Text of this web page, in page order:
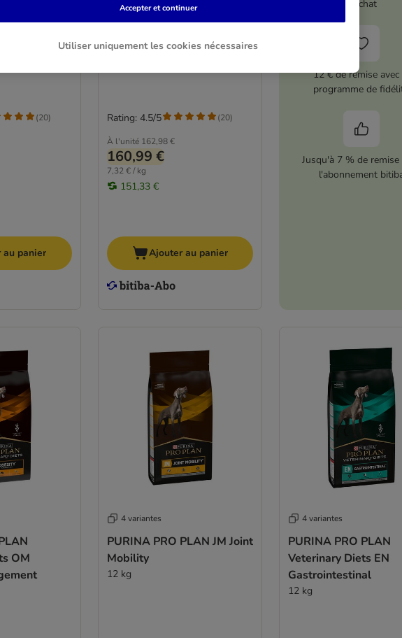
HA
(20)
au panier
PURINA PRO PLAN
Veterinary Diets HA
Hypoallergenic
À l'unité 162,98 €
160,99 €
7,32 € / kg
151,33 €
Rating: 4.5/5 (20)
Ajouter au panier
d'achat
12 € de remise avec
programme de
Jusqu'à 7 % de remise
l'abonnement
OM
4 variantes
PURINA PRO PLAN JM Joint
Mobility
12 kg
4 variantes
PURINA PRO PLAN
Veterinary Diets EN
Gastrointestinal
12 kg
Utiliser uniquement les cookies nécessaires
Accepter et continuer